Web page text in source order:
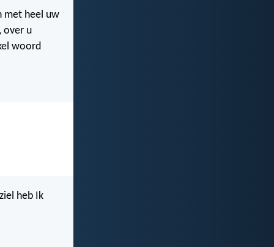
met heel uw
over u
woord
heb Ik